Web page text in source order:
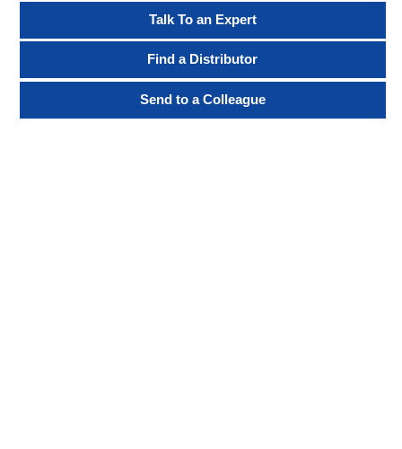
Talk To an Expert
Find a Distributor
Send to a Colleague